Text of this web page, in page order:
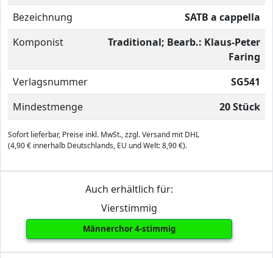
Bezeichnung
SATB a cappella
Komponist
Traditional; Bearb.: Klaus-Peter
Faring
Verlagsnummer
SG541
Mindestmenge
20 Stück
Sofort lieferbar, Preise inkl. MwSt., zzgl. Versand mit DHL
(4,90 € innerhalb Deutschlands, EU und Welt: 8,90 €).
Auch erhältlich für:
Vierstimmig
Männerchor 4-stimmig